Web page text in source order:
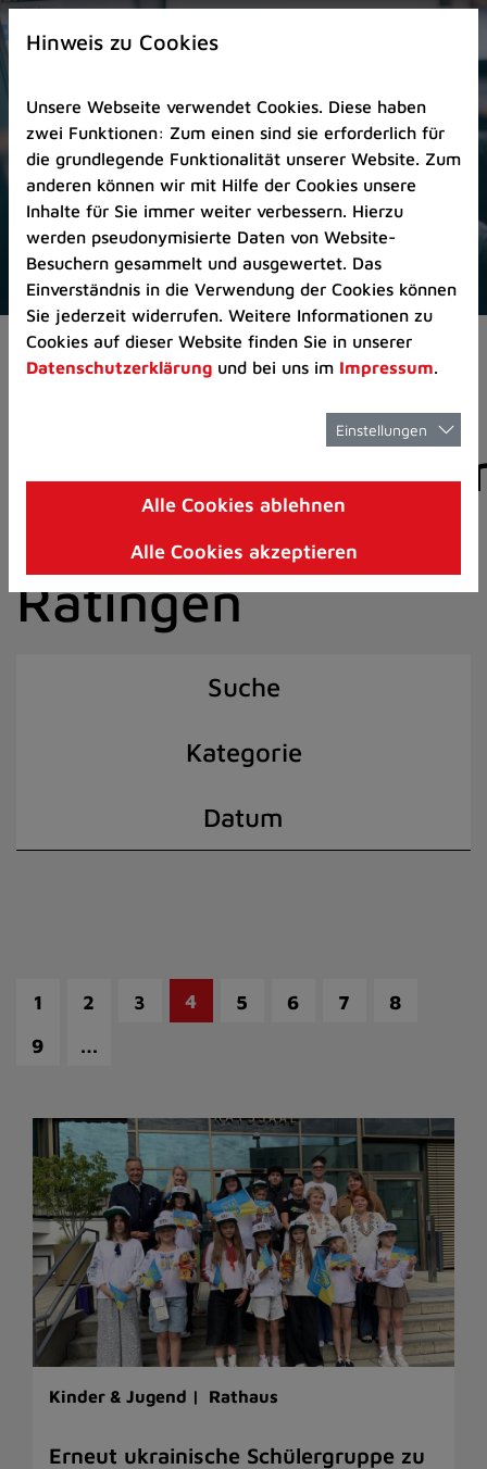
Zur
Startseite
Zum
Seitenanfang
springen
(Schnelltaste
A)
Zur
Navigation/Menü
springen
(Schnelltaste
M)
Zur
8)
I)
Aktuelles Pressemitteilungen
der Stadt
Ratingen
Suche
Kategorie
Datum
1 2 3 4 5 6 7
8
9
…
Kinder & Jugend | Rathaus
Erneut ukrainische Schülergruppe zu
Hinweis zu Cookies
Unsere Webseite verwendet Cookies. Diese haben
zwei Funktionen: Zum einen sind sie erforderlich für
die grundlegende Funktionalität unserer Website. Zum
anderen können wir mit Hilfe der Cookies unsere
Inhalte für Sie immer weiter verbessern. Hierzu
werden pseudonymisierte Daten von Website-
Besuchern gesammelt und ausgewertet. Das
Einverständnis in die Verwendung der Cookies können
Sie jederzeit widerrufen. Weitere Informationen zu
Cookies auf dieser Website finden Sie in unserer
Datenschutzerklärung und bei uns im Impressum.
Einstellungen
Alle Cookies ablehnen
Alle Cookies akzeptieren